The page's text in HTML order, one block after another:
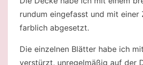
rundum eingefasst und mit einer
farblich abgesetzt.
Die einzelnen Blätter habe ich
verstürzt, unregelmäßig auf der